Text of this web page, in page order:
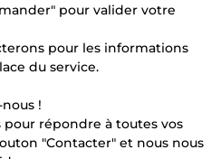
pour valider votre
pour les informations
du service.
!
répondre à toutes vos
"Contacter" et nous nous